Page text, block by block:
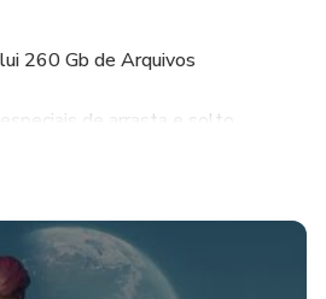
260 Gb de Arquivos
de arrasta e solto.